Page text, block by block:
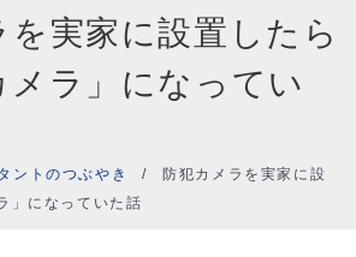
を実家に設置したら
メラ」になってい
ントのつぶやき /
防犯カメラを実家に設
」になっていた話